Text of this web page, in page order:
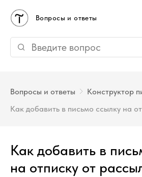
Вопросы и ответы
Вопросы и ответы
Конструктор
Как добавить в письмо ссылку на
Как добавить в
на отписку от